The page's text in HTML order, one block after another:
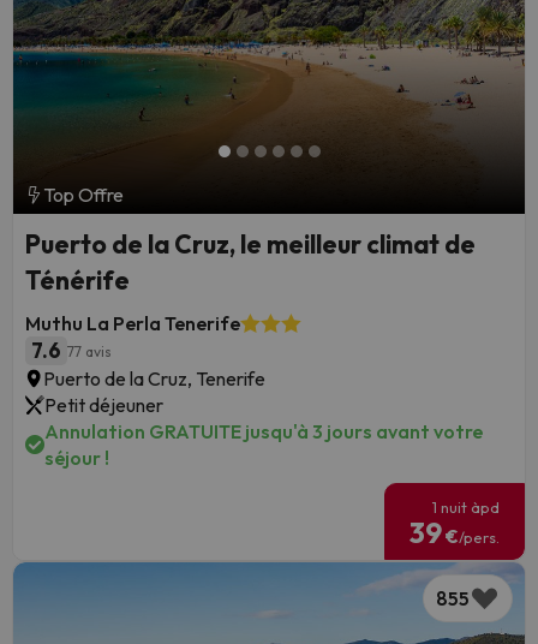
Top Offre
Puerto de la Cruz, le meilleur climat de
Ténérife
Muthu La Perla Tenerife
7.6 77 avis
Puerto de la Cruz, Tenerife
Petit déjeuner
Annulation GRATUITE jusqu'à 3 jours avant votre
séjour !
1 nuit àpd
39€/pers.
855